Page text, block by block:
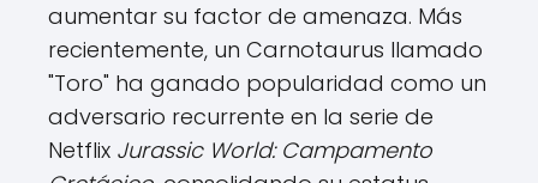
aumentar su factor de amenaza. Más
recientemente, un Carnotaurus llamado
"Toro" ha ganado popularidad como un
adversario recurrente en la serie de
Netflix Jurassic World: Campamento